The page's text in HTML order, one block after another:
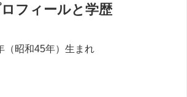
フィールと学歴
（昭和45年）生まれ